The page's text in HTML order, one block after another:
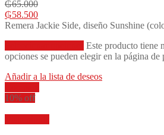
₲65.000
₲58.500
Remera Jackie Side, diseño Sunshine
Este producto tiene
opciones se pueden elegir en la página de
Añadir a la lista de deseos
10% off